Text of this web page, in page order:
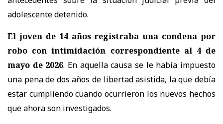
adolescente detenido.
El joven de 14 años registraba una condena por
robo con intimidación correspondiente al 4 de
mayo de 2026. En aquella causa se le había impuesto
una pena de dos años de libertad asistida, la que debía
estar cumpliendo cuando ocurrieron los nuevos hechos
que ahora son investigados.